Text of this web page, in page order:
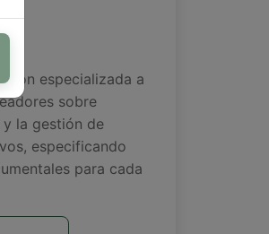
especializada a
sobre
la gestión de
especificando
para cada